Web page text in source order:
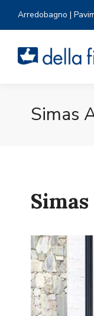
Arredobagno |
Simas